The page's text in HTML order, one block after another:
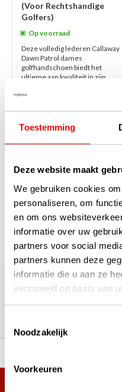
Toestemming
Deze website maakt
We gebruiken cookies
personaliseren, om
en om ons
informatie over uw
partners voor social
partners kunnen deze
informatie die u aan ze
verzameld op basis van
Noodzakelijk
Voorkeuren
(Voor Rechtshandige
Golfers)
Op voorraad
Deze volledig lederen Callaway
Dawn Patrol dames
golfhandschoen biedt het
ultieme aan kwaliteit in zijn
pasvorm, mede dankzij ...
€12,95
180.000+ Klanten | 5.000+
Google
Reviews: